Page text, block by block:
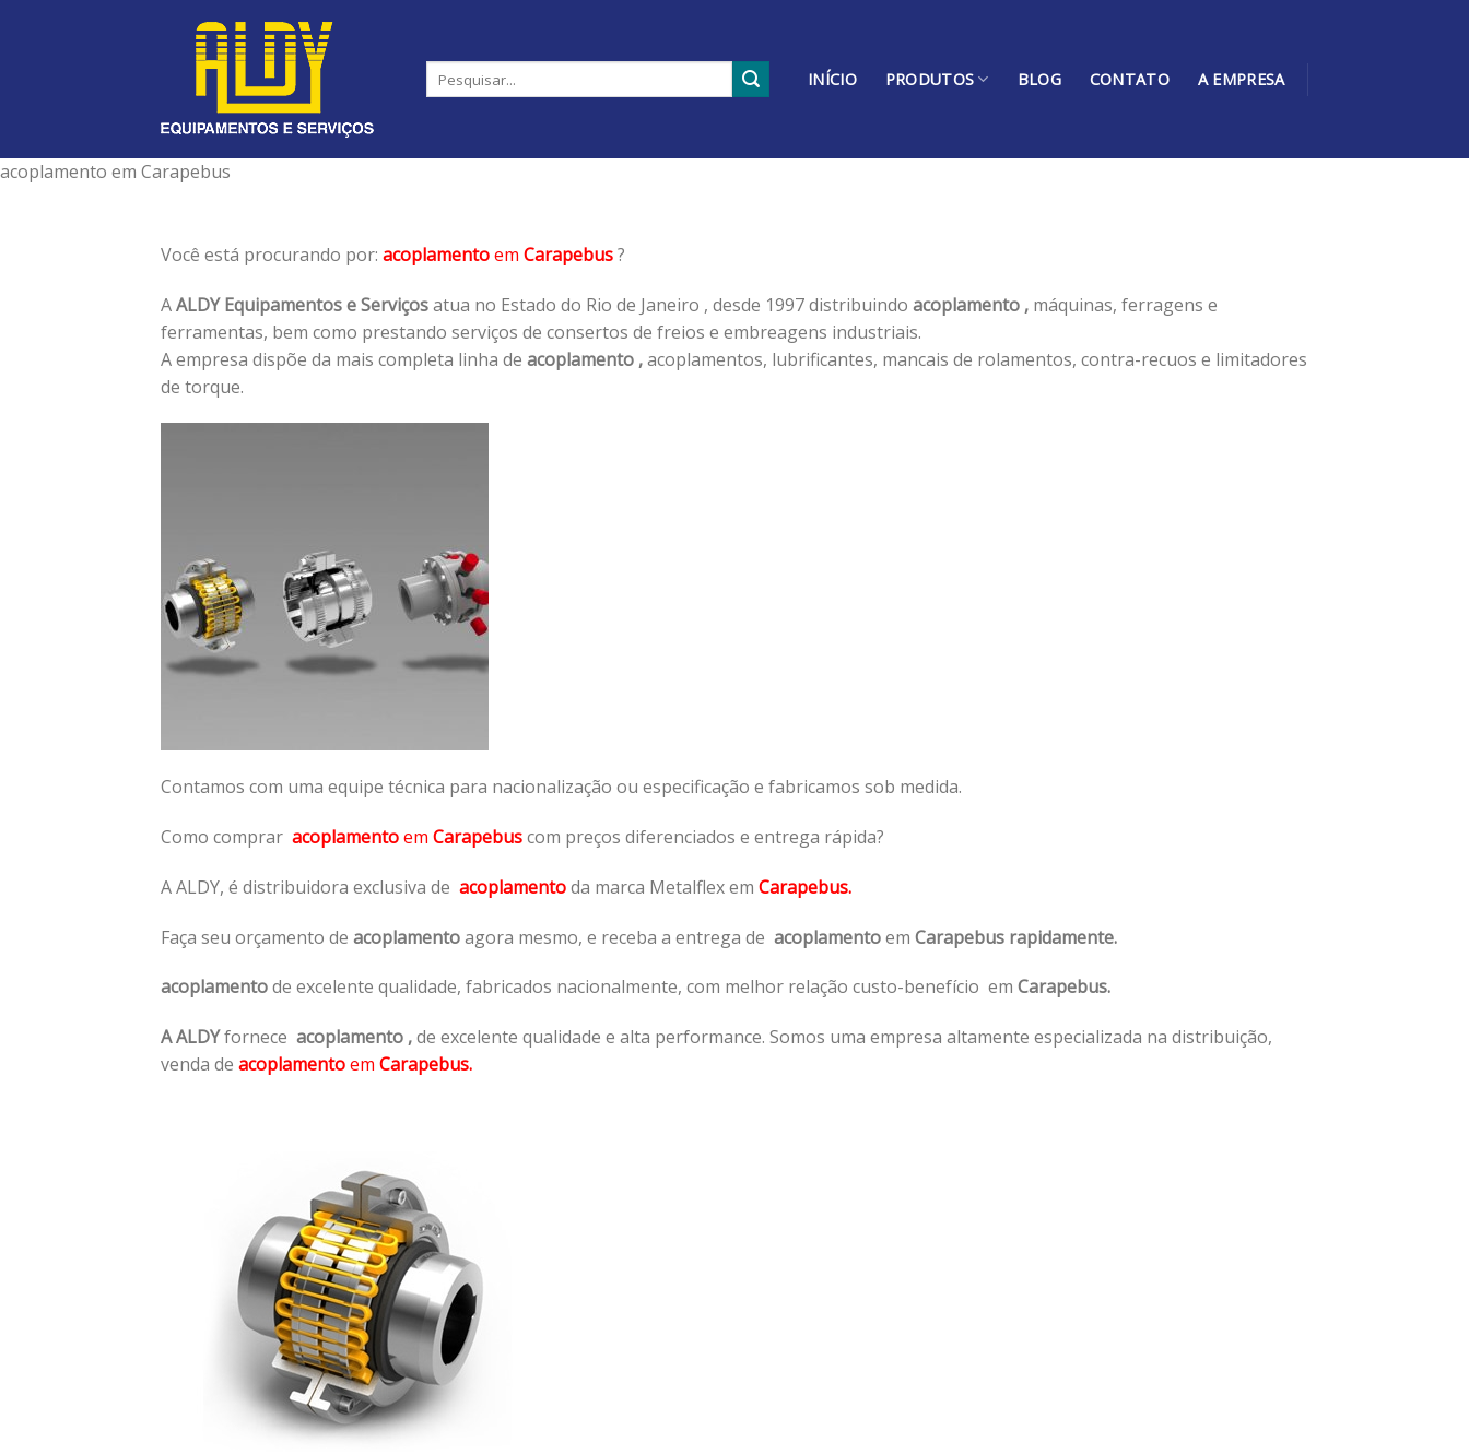
INÍCIO PRODUTOS BLOG CONTATO A EMPRESA
acoplamento em Carapebus
Você está procurando por: acoplamentoem Carapebus?
AALDY Equipamentos e Serviçosatua no Estado do Rio de Janeiro , desde 1997 distribuindo acoplamento , máquinas, ferragens e
ferramentas, bem como prestando serviços de consertos de freios e embreagens industriais.
A empresa dispõe da mais completa linha de acoplamento ,acoplamentos, lubrificantes, mancais de rolamentos, contra-recuos e limitadores
de torque.
Contamos com uma equipe técnica para nacionalização ou especificação e fabricamos sob medida.
Como comprar acoplamentoem Carapebuscom preços diferenciados e entrega rápida?
A ALDY, é distribuidora exclusiva de acoplamentoda marca Metalflex em Carapebus.
Faça seu orçamento de acoplamentoagora mesmo, e receba a entrega de acoplamentoem Carapebus rapidamente.
acoplamentode excelente qualidade, fabricados nacionalmente, com melhor relação custo-benefício em Carapebus.
A ALDYfornece acoplamento ,de excelente qualidade e alta performance. Somos uma empresa altamente especializada na distribuição,
venda de acoplamentoem Carapebus.